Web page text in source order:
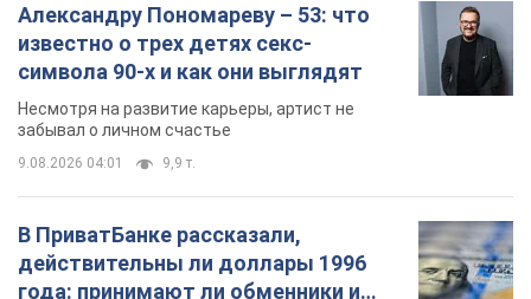
принимают старые доллары
9.08.2026 02:20 87,6 т.